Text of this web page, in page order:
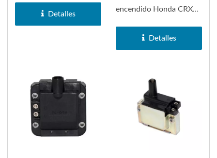
bobina de encendido...
Detalles
encendido Honda CRX
Detalles